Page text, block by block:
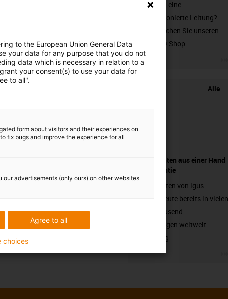
Sie suchen eine
unkonfektionierte Leitung?
Dann besuchen Sie unseren
chainflex® Shop.
Alle
Komponenten aus einer Hand
- mit Garantie
Energieketten von igus
arbeiten heute bereits in vielen
hunderttausend
Anwendungen weltweit
zuverlässig.
to the European Union General Data
your data for any purpose that you do not
data which is necessary in relation to a
your consent(s) to use your data for
to all".
form about visitors and their experiences on
fix bugs and improve the experience for all
our advertisements (only ours) on other websites
Agree to all
choices